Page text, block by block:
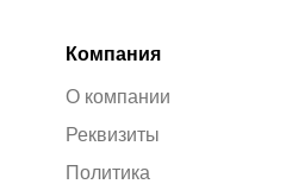
Компания
О компании
Реквизиты
Политика